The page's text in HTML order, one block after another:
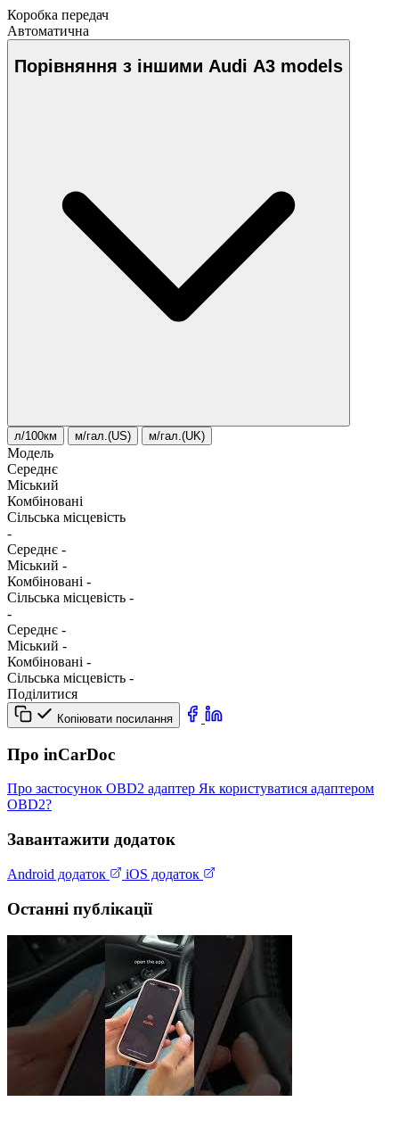
Коробка передач
Автоматична
Порівняння з іншими Audi A3 models
л/100км м/гал.(US) м/гал.(UK)
Модель
Середнє
Міський
Комбіновані
Сільська місцевість
-
Середнє -
Міський -
Комбіновані -
Сільська місцевість -
-
Середнє -
Міський -
Комбіновані -
Сільська місцевість -
Поділитися
Копіювати посилання
Про inCarDoc
Про застосунок OBD2 адаптер Як користуватися адаптером
OBD2?
Завантажити додаток
Android додаток iOS додаток
Останні публікації